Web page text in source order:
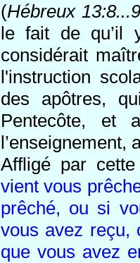
(Hébreux 13:8...9
le fait de qu’il
considérait
l'instruction
des apôtres,
Pentecôte, et
l’enseignement,
Affligé par
vient vous
prêché, ou si
vous avez reçu,
que vous avez